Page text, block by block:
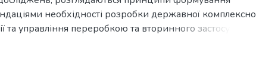
необхідності розробки державної комплексно
управління переробкою та вторинного застосування
і підлягають ліквідації будівель і споруд